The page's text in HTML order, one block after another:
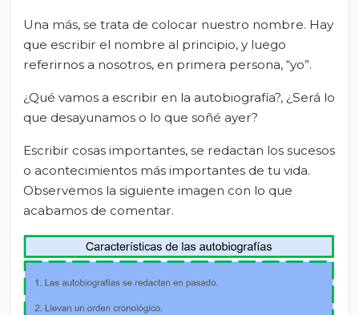
Una más, se trata de colocar nuestro nombre. Hay
que escribir el nombre al principio, y luego
referirnos a nosotros, en primera persona, “yo”.
¿Qué vamos a escribir en la autobiografía?, ¿Será lo
que desayunamos o lo que soñé ayer?
Escribir cosas importantes, se redactan los sucesos
o acontecimientos más importantes de tu vida.
Observemos la siguiente imagen con lo que
acabamos de comentar.